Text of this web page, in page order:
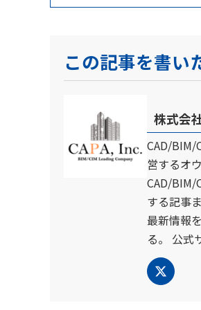
この記事を書い
株式会
CAD/BIM/
営するオ
CAD/BIM/
する記事
最新情報
る。 公式